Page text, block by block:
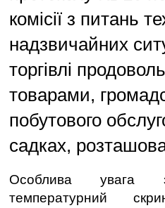
комісії з питань
надзвичайних
торгівлі
товарами,
побутового
садках,
Особлива увага
температурний